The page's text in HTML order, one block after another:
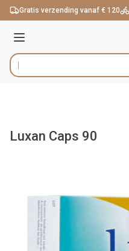
Ga naar de inhoud
Gratis verzending vanaf € 120
Menu
Product, merk, categorie...
Luxan Caps 90